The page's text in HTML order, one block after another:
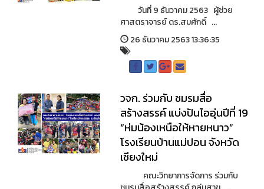
วันที่ 9 ธันวาคม 2563 ผู้ช่วย
ศาสตราจารย์ ดร.สมศักดิ์ ...
26 ธันวาคม 2563 13:36:35
วจก. ร่วมกับ ชมรมสื่อ
สร้างสรรค์ แบ่งปันไออุ่นปีที่ 19
“ห่มน้องเหนือให้หายหนาว”
โรงเรียนบ้านแม่ปอน จังหวัด
เชียงใหม่
คณะวิทยาการจัดการ ร่วมกับ